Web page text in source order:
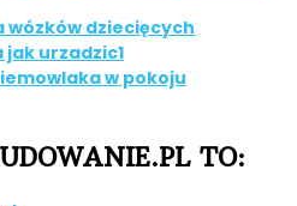
dziecięcych
w pokoju
TO: